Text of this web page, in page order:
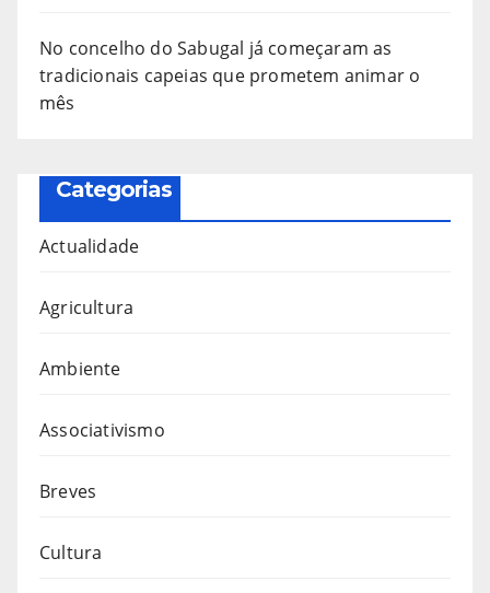
No concelho do Sabugal já começaram as
tradicionais capeias que prometem animar o
mês
Categorias
Actualidade
Agricultura
Ambiente
Associativismo
Breves
Cultura